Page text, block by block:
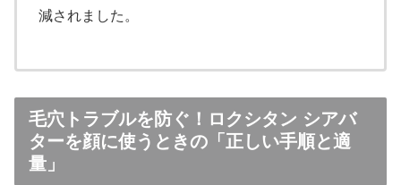
減されました。
毛穴トラブルを防ぐ！ロクシタン シアバ
ターを顔に使うときの「正しい手順と適
量」